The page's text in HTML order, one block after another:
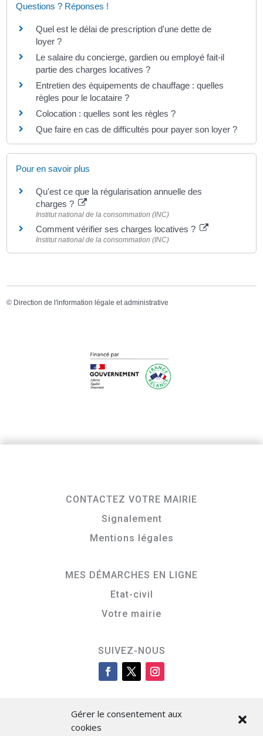
Gérer le consentement aux
cookies
Questions ? Réponses !
Quel est le délai de prescription d'une dette de
loyer ?
Le salaire du concierge, gardien ou employé fait-il
partie des charges locatives ?
Entretien des équipements de chauffage : quelles
règles pour le locataire ?
Colocation : quelles sont les règles ?
Que faire en cas de difficultés pour payer son loyer ?
Pour en savoir plus
Qu'est ce que la régularisation annuelle des
charges ?
Institut national de la consommation (INC)
Comment vérifier ses charges locatives ?
Institut national de la consommation (INC)
© Direction de l'information légale et administrative
CONTACTEZ VOTRE MAIRIE
Signalement
Mentions légales
MES DÉMARCHES EN LIGNE
Etat-civil
Votre mairie
SUIVEZ-NOUS